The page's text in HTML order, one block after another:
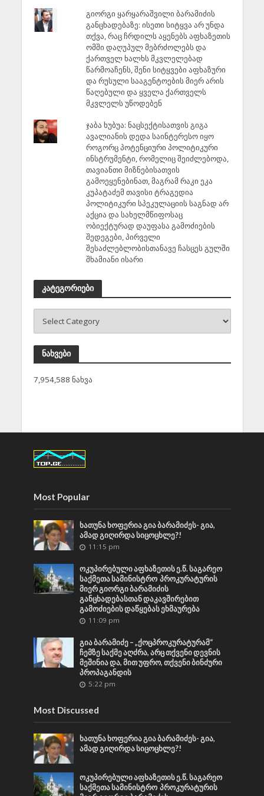
გიორგი ყარყარაშვილი ბარამიძის
განცხადებაზე: ისეთი სიტყვა არ უნდა
თქვა, რაც ჩრდილს აყენებს აფხაზეთის
ომში დაღუპულ მებრძოლებს და
ქართველ ხალხს მკვლელებად
წარმოაჩენს, შენი სიტყვები აფხაზური
და რუსული სააგენტოების მიერ არის
წაღებული და ყველა ქართველს
მკვლელს უწოდებენ
ჯაბა ხუბუა: ნაცსექტისათვის გიგა
ავალიანის დედა საინტერესო იყო
როგორც პოტენციური პოლიტიკური
ინსტრუმენტი, რომელიც შეიძლებოდა,
თავიანთი მიზნებისათვის
გამოეყენებინათ, მაგრამ რაკი ეკა
კუპატაძემ თავისი ტრაგედია
პოლიტიკური სპეკულაციის საგნად არ
აქცია და სახელმწიფოსაც
ობიექტურად დაუფასა გამოძიების
შედეგები, პირველი
შესაძლებლობისთანავე ჩასცეს გულში
შხამიანი ისარი
კატეგორიები
ნახვები
7,954,588 ნახვა
Most Popular
ხათუნა ხოფერია გია ბარამიძეს- გია,
ამად გიღირდა სიცოცხლე?!
11:15 pm
ოკუპირებული აფხაზეთის ე.წ. საგარეო
საქმეთა სამინისტრო პროკურატურის
მიერ გიორგი ბარამიძის
განცხადებასთან დაკავშირებით
გამოძიების დაწყებას ეხმაურება
11:09 pm
გია ბარამიძე – „ქოცპროკურატურამ“
ჩემზე საქმე აღძრა, არც თქვენი დევნის
მეშინია და, მით უფრო, თქვენი ბინძური
პროპაგანდის
5:22 pm
Most Discussed
ხათუნა ხოფერია გია ბარამიძეს- გია,
ამად გიღირდა სიცოცხლე?!
ოკუპირებული აფხაზეთის ე.წ. საგარეო
საქმეთა სამინისტრო პროკურატურის